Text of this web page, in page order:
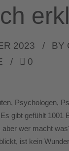
2023
BY
0
Psychologen,
gibt gefühlt 1001
aber wer macht
ist kein